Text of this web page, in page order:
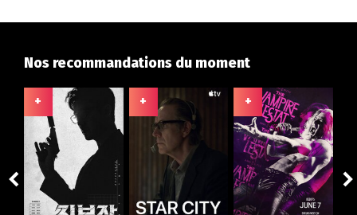
Nos recommandations du moment
+ + +